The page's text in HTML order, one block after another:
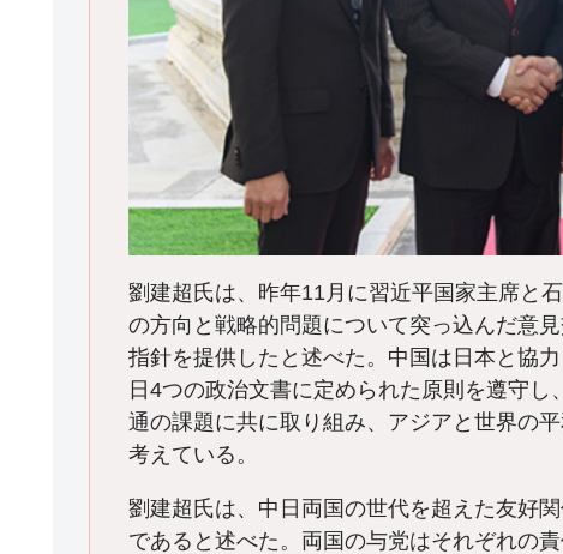
劉建超氏は、昨年11月に習近平国家主席と
の方向と戦略的問題について突っ込んだ意
指針を提供したと述べた。中国は日本と協
日4つの政治文書に定められた原則を遵守
通の課題に共に取り組み、アジアと世界の
考えている。
劉建超氏は、中日両国の世代を超えた友好
であると述べた。両国の与党はそれぞれの